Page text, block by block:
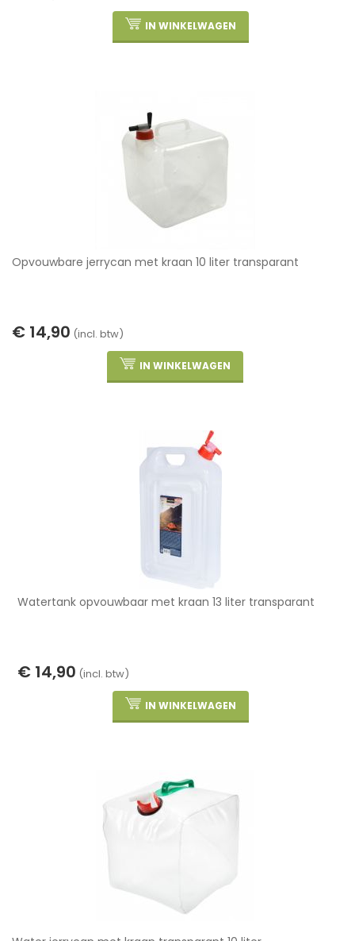
IN WINKELWAGEN
Opvouwbare jerrycan met kraan 10 liter transparant
€ 14,90 (incl. btw)
IN WINKELWAGEN
Watertank opvouwbaar met kraan 13 liter transparant
€ 14,90 (incl. btw)
IN WINKELWAGEN